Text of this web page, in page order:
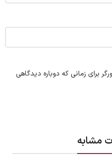
برای زمانی که دوباره دیدگاهی
مشابه